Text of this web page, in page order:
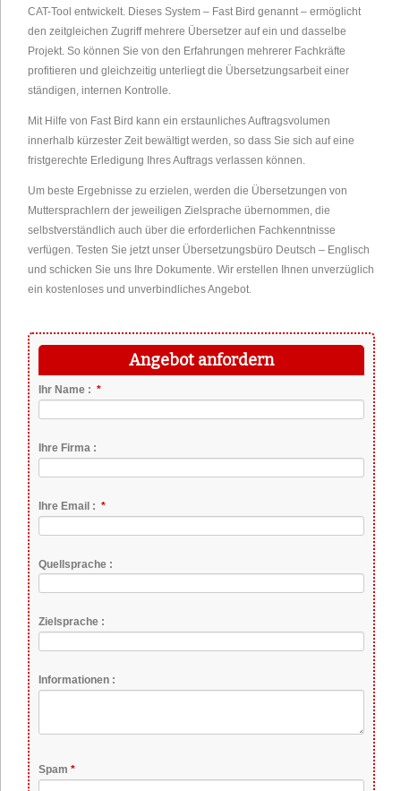
CAT-Tool entwickelt. Dieses System – Fast Bird genannt – ermöglicht
den zeitgleichen Zugriff mehrere Übersetzer auf ein und dasselbe
Projekt. So können Sie von den Erfahrungen mehrerer Fachkräfte
profitieren und gleichzeitig unterliegt die Übersetzungsarbeit einer
ständigen, internen Kontrolle.
Mit Hilfe von Fast Bird kann ein erstaunliches Auftragsvolumen
innerhalb kürzester Zeit bewältigt werden, so dass Sie sich auf eine
fristgerechte Erledigung Ihres Auftrags verlassen können.
Um beste Ergebnisse zu erzielen, werden die Übersetzungen von
Muttersprachlern der jeweiligen Zielsprache übernommen, die
selbstverständlich auch über die erforderlichen Fachkenntnisse
verfügen. Testen Sie jetzt unser Übersetzungsbüro Deutsch – Englisch
und schicken Sie uns Ihre Dokumente. Wir erstellen Ihnen unverzüglich
ein kostenloses und unverbindliches Angebot.
Angebot anfordern
Pflichtfeld
Ihr Name : *
Ihre Firma :
Pflichtfeld
Ihre Email : *
Quellsprache :
Zielsprache :
Informationen :
Pflichtfeld
Spam *